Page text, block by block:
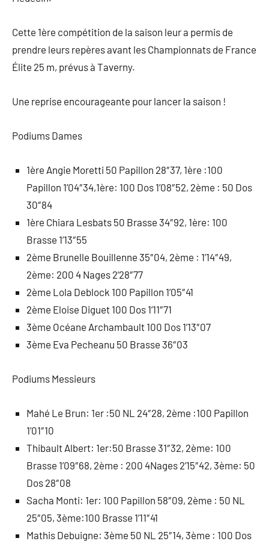
Cette 1ère compétition de la saison leur a permis de
prendre leurs repères avant les Championnats de France
Élite 25 m, prévus à Taverny.
Une reprise encourageante pour lancer la saison !
Podiums Dames
1ère Angie Moretti 50 Papillon 28″37, 1ère :100
Papillon 1’04″34,1ère: 100 Dos 1’08″52, 2ème : 50 Dos
30″84
1ère Chiara Lesbats 50 Brasse 34″92, 1ère: 100
Brasse 1’13″55
2ème Brunelle Bouillenne 35″04, 2ème : 1’14″49,
2ème: 200 4 Nages 2’28″77
2ème Lola Deblock 100 Papillon 1’05″41
2ème Eloise Diguet 100 Dos 1’11″71
3ème Océane Archambault 100 Dos 1’13″07
3ème Eva Pecheanu 50 Brasse 36″03
Podiums Messieurs
Mahé Le Brun: 1er :50 NL 24″28, 2ème :100 Papillon
1’01″10
Thibault Albert: 1er:50 Brasse 31″32, 2ème: 100
Brasse 1’09″68, 2ème : 200 4Nages 2’15″42, 3ème: 50
Dos 28″08
Sacha Monti: 1er: 100 Papillon 58″09, 2ème : 50 NL
25″05, 3ème:100 Brasse 1’11″41
Mathis Debuigne: 3ème 50 NL 25″14, 3ème : 100 Dos